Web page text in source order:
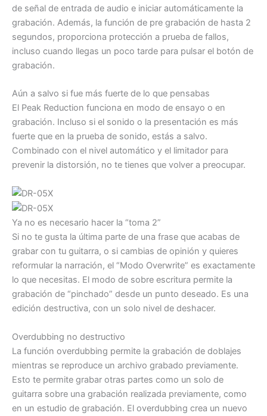
de señal de entrada de audio e iniciar automáticamente la
grabación. Además, la función de pre grabación de hasta 2
segundos, proporciona protección a prueba de fallos,
incluso cuando llegas un poco tarde para pulsar el botón de
grabación.
Aún a salvo si fue más fuerte de lo que pensabas
El Peak Reduction funciona en modo de ensayo o en
grabación. Incluso si el sonido o la presentación es más
fuerte que en la prueba de sonido, estás a salvo.
Combinado con el nivel automático y el limitador para
prevenir la distorsión, no te tienes que volver a preocupar.
Ya no es necesario hacer la “toma 2”
Si no te gusta la última parte de una frase que acabas de
grabar con tu guitarra, o si cambias de opinión y quieres
reformular la narración, el “Modo Overwrite” es exactamente
lo que necesitas. El modo de sobre escritura permite la
grabación de “pinchado” desde un punto deseado. Es una
edición destructiva, con un solo nivel de deshacer.
Overdubbing no destructivo
La función overdubbing permite la grabación de doblajes
mientras se reproduce un archivo grabado previamente.
Esto te permite grabar otras partes como un solo de
guitarra sobre una grabación realizada previamente, como
en un estudio de grabación. El overdubbing crea un nuevo